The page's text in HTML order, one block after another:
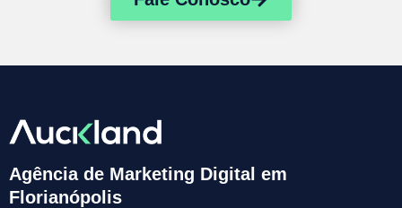
Agência de Marketing Digital em
Florianópolis